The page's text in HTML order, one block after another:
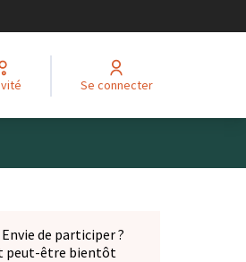
Se connecter
de participer ?
peut-être bientôt